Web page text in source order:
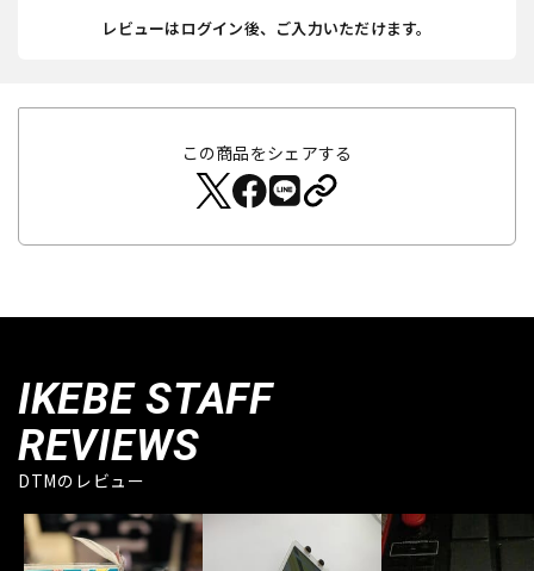
レビューはログイン後、ご入力いただけます。
この商品をシェアする
IKEBE STAFF
REVIEWS
DTMのレビュー